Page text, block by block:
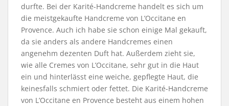
durfte. Bei der Karité-Handcreme handelt es sich um
die meistgekaufte Handcreme von L’Occitane en
Provence. Auch ich habe sie schon einige Mal gekauft,
da sie anders als andere Handcremes einen
angenehm dezenten Duft hat. Außerdem zieht sie,
wie alle Cremes von L’Occitane, sehr gut in die Haut
ein und hinterlässt eine weiche, gepflegte Haut, die
keinesfalls schmiert oder fettet. Die Karité-Handcreme
von L’Occitane en Provence besteht aus einem hohen